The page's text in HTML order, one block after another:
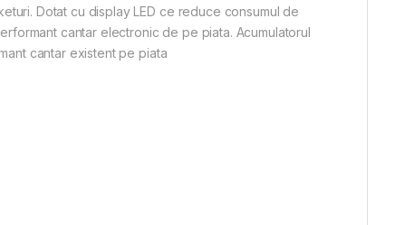
Dotat cu display LED ce reduce consumul de
cantar electronic de pe piata. Acumulatorul
cantar existent pe piata